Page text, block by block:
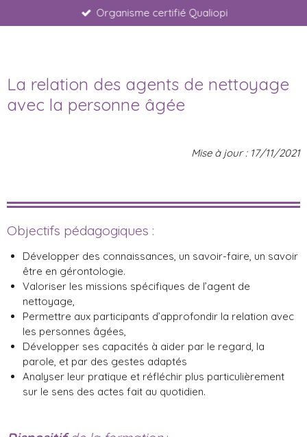
au
Organisme certifié Qualiopi
La relation des agents de nettoyage
avec la personne âgée
Mise à jour : 17/11/2021
Objectifs pédagogiques :
Développer des connaissances, un savoir-faire, un savoir
être en gérontologie.
Valoriser les missions spécifiques de l’agent de
nettoyage,
Permettre aux participants d’approfondir la relation avec
les personnes âgées,
Développer ses capacités à aider par le regard, la
parole, et par des gestes adaptés
Analyser leur pratique et réfléchir plus particulièrement
sur le sens des actes fait au quotidien.